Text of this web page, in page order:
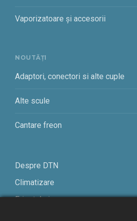
Vaporizatoare și accesorii
NOUTĂȚI
Adaptori, conectori si alte cuple
Alte scule
Cantare freon
Despre DTN
Climatizare
Frigotehnie